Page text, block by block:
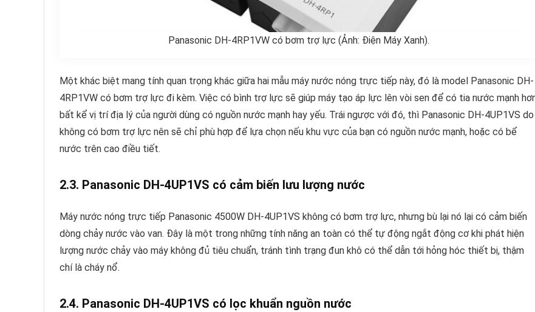
Panasonic DH-4RP1VW có bơm trợ lực (Ảnh: Điện Máy Xanh).
Một khác biệt mang tính quan trọng khác giữa hai mẫu máy nước nóng trực tiếp này, đó là model Panasonic DH-
4RP1VW có bơm trợ lực đi kèm. Việc có bình trợ lực sẽ giúp máy tạo áp lực lên vòi sen để có tia nước mạnh
bất kể vị trí địa lý của người dùng có nguồn nước mạnh hay yếu. Trái ngược với đó, thì Panasonic DH-4UP1VS do
không có bơm trợ lực nên sẽ chỉ phù hợp để lựa chọn nếu khu vực của bạn có nguồn nước mạnh, hoặc có bể
nước trên cao điều tiết.
2.3. Panasonic DH-4UP1VS có cảm biến lưu lượng nước
Máy nước nóng trực tiếp Panasonic 4500W DH-4UP1VS không có bơm trợ lực, nhưng bù lại nó lại có cảm biến
dòng chảy nước vào van. Đây là một trong những tính năng an toàn có thể tự động ngắt động cơ khi phát hiện
lượng nước chảy vào máy không đủ tiêu chuẩn, tránh tình trạng đun khô có thể dẫn tới hỏng hóc thiết bị, thậm
chí là cháy nổ.
2.4. Panasonic DH-4UP1VS có lọc khuẩn nguồn nước